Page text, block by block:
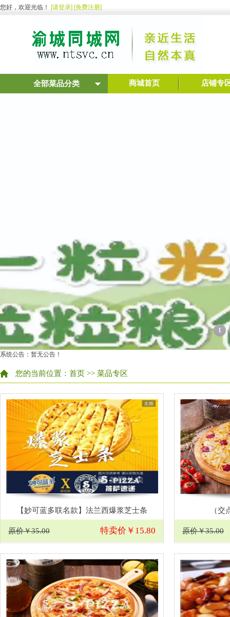
您好，欢迎光临！ [请登录] [免费注册]
全部菜品分类 商城首页 店铺专
1
系统公告：暂无公告！
您的当前位置： 首页 >> 菜品专区
【妙可蓝多联名款】法兰西爆浆芝士条
原价￥35.00 特卖价￥15.80
（
原价￥35.00